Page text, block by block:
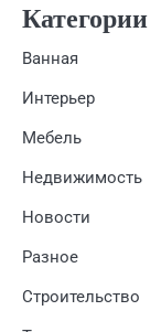
Категории
Ванная
Интерьер
Мебель
Недвижимость
Новости
Разное
Строительство